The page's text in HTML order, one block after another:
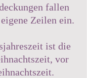
fallen
Zeilen ein.
ist die
vor